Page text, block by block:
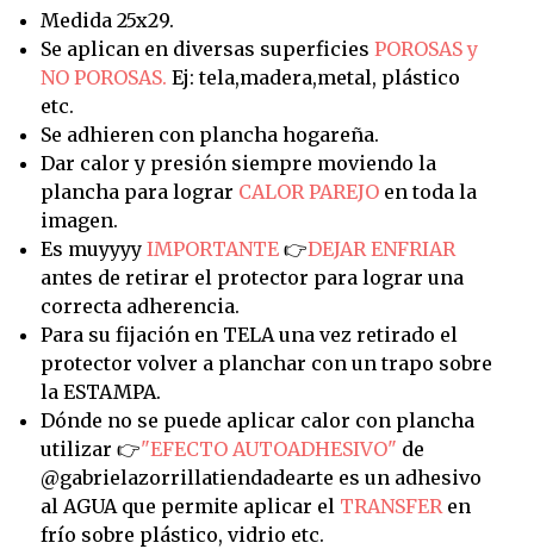
Medida 25x29.
Se aplican en diversas superficies POROSAS y
NO POROSAS. Ej: tela,madera,metal, plástico
etc.
Se adhieren con plancha hogareña.
Dar calor y presión siempre moviendo la
plancha para lograr CALOR PAREJOen toda la
imagen.
Es muyyyy IMPORTANTE👉DEJAR ENFRIAR
antes de retirar el protector para lograr una
correcta adherencia.
Para su fijación en TELA una vez retirado el
protector volver a planchar con un trapo sobre
la ESTAMPA.
Dónde no se puede aplicar calor con plancha
utilizar 👉"EFECTO AUTOADHESIVO" de
@gabrielazorrillatiendadearte es un adhesivo
al AGUA que permite aplicar el TRANSFERen
frío sobre plástico, vidrio etc.